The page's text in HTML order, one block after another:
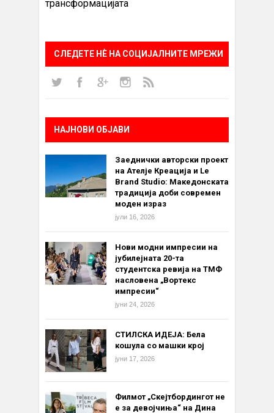
трансформацијата
СЛЕДЕТЕ НÈ НА СОЦИЈАЛНИТЕ МРЕЖИ
НАЈНОВИ ОБЈАВИ
Заеднички авторски проект
на Ателје Креација и Le
Brand Studio: Македонската
традиција доби современ
моден израз
јули 16, 2026
Нови модни импресии на
јубилејната 20-та
студентска ревија на ТМФ
насловена „Вортекс
импресии“
јуни 24, 2026
СТИЛСКА ИДЕЈА: Бела
кошула со машки крој
јуни 17, 2026
Филмот „Скејтбордингот не
е за девојчиња“ на Дина